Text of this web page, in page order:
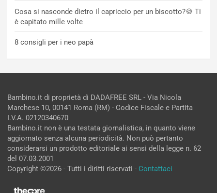
Cosa si nasconde dietro il capriccio per un biscotto?🍪 Ti
è capitato mille volte
8 consigli per i neo papà
Bambino.it di proprietà di DADAFREE SRL - Via Nicola
Marchese 10, 00141 Roma (RM) - Codice Fiscale e Partita
I.V.A. 02120340670
Bambino.it non è una testata giornalistica, in quanto viene
aggiornato senza alcuna periodicità. Non può pertanto
considerarsi un prodotto editoriale ai sensi della legge n. 62
del 07.03.2001
Copyright ©2026 - Tutti i diritti riservati - Contattaci